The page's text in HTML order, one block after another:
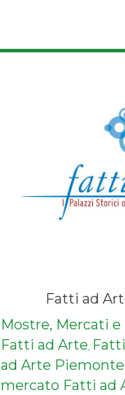
Fatti ad
Mostre, Mercati e
Fatti ad Arte,
ad Arte Piemonte
mercato Fatti ad